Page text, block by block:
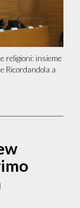
religioni: insieme
Ricordandola a